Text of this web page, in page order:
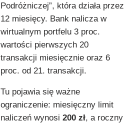
Podróżniczej”, która działa przez
12 miesięcy. Bank nalicza w
wirtualnym portfelu 3 proc.
wartości pierwszych 20
transakcji miesięcznie oraz 6
proc. od 21. transakcji.
Tu pojawia się ważne
ograniczenie: miesięczny limit
naliczeń wynosi 200 zł, a roczny